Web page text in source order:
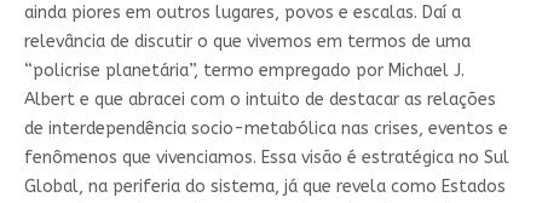
ainda piores em outros lugares, povos e escalas. Daí a
relevância de discutir o que vivemos em termos de uma
“policrise planetária”, termo empregado por Michael J.
Albert e que abracei com o intuito de destacar as relações
de interdependência socio-metabólica nas crises, eventos e
fenômenos que vivenciamos. Essa visão é estratégica no Sul
Global, na periferia do sistema, já que revela como Estados